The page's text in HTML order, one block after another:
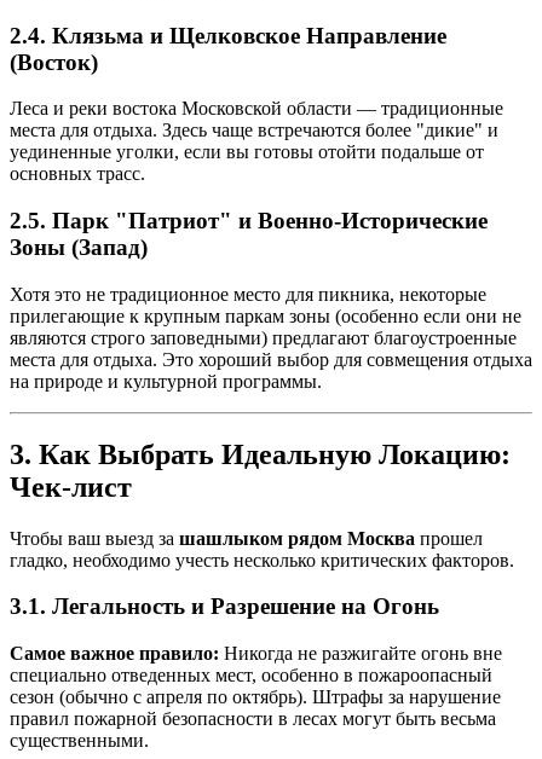
2.4. Клязьма и Щелковское Направление
(Восток)
Леса и реки востока Московской области — традиционные
места для отдыха. Здесь чаще встречаются более "дикие" и
уединенные уголки, если вы готовы отойти подальше от
основных трасс.
2.5. Парк "Патриот" и Военно-Исторические
Зоны (Запад)
Хотя это не традиционное место для пикника, некоторые
прилегающие к крупным паркам зоны (особенно если они не
являются строго заповедными) предлагают благоустроенные
места для отдыха. Это хороший выбор для совмещения отдыха
на природе и культурной программы.
3. Как Выбрать Идеальную Локацию:
Чек-лист
Чтобы ваш выезд за шашлыком рядом Москва прошел
гладко, необходимо учесть несколько критических факторов.
3.1. Легальность и Разрешение на Огонь
Самое важное правило: Никогда не разжигайте огонь вне
специально отведенных мест, особенно в пожароопасный
сезон (обычно с апреля по октябрь). Штрафы за нарушение
правил пожарной безопасности в лесах могут быть весьма
существенными.